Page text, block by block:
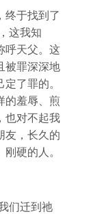
终于找到了
这我知
呼天父。这
被罪深深地
了罪的。
的羞辱、煎
也对不起我
友，长久的
硬的人。
们迁到祂